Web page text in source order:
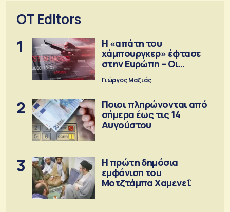
OT Editors
1
Η «απάτη του
χάμπουργκερ» έφτασε
στην Ευρώπη – Οι
προειδοποιήσεις
Γιώργος Μαζιάς
2
Ποιοι πληρώνονται από
σήμερα έως τις 14
Αυγούστου
3
Η πρώτη δημόσια
εμφάνιση του
Μοτζτάμπα Χαμενεΐ